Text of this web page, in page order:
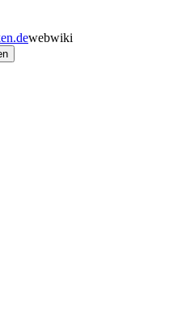
webwiki